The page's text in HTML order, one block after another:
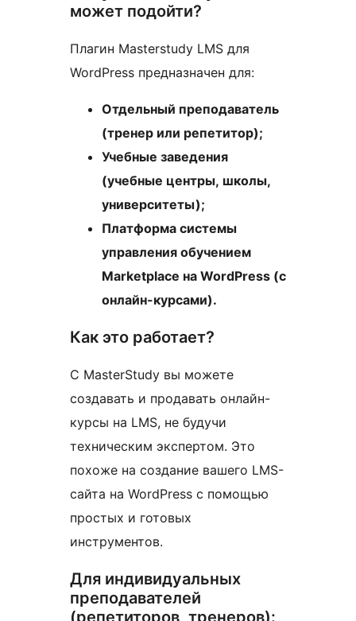
может подойти?
Плагин Masterstudy LMS для
WordPress предназначен для:
Отдельный преподаватель
(тренер или репетитор);
Учебные заведения
(учебные центры, школы,
университеты);
Платформа системы
управления обучением
Marketplace на WordPress (с
онлайн-курсами).
Как это работает?
С MasterStudy вы можете
создавать и продавать онлайн-
курсы на LMS, не будучи
техническим экспертом. Это
похоже на создание вашего LMS-
сайта на WordPress с помощью
простых и готовых
инструментов.
Для индивидуальных
преподавателей
(репетиторов, тренеров):